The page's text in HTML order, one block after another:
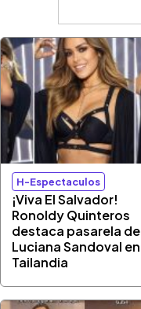
H-Espectaculos
¡Viva El Salvador!
Ronoldy Quinteros
destaca pasarela de
Luciana Sandoval en
Tailandia